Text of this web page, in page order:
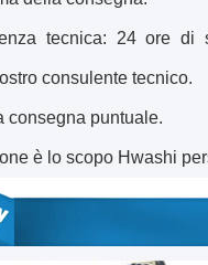
tecnica: 24 ore di
consulente tecnico.
consegna puntuale.
è lo scopo Hwashi